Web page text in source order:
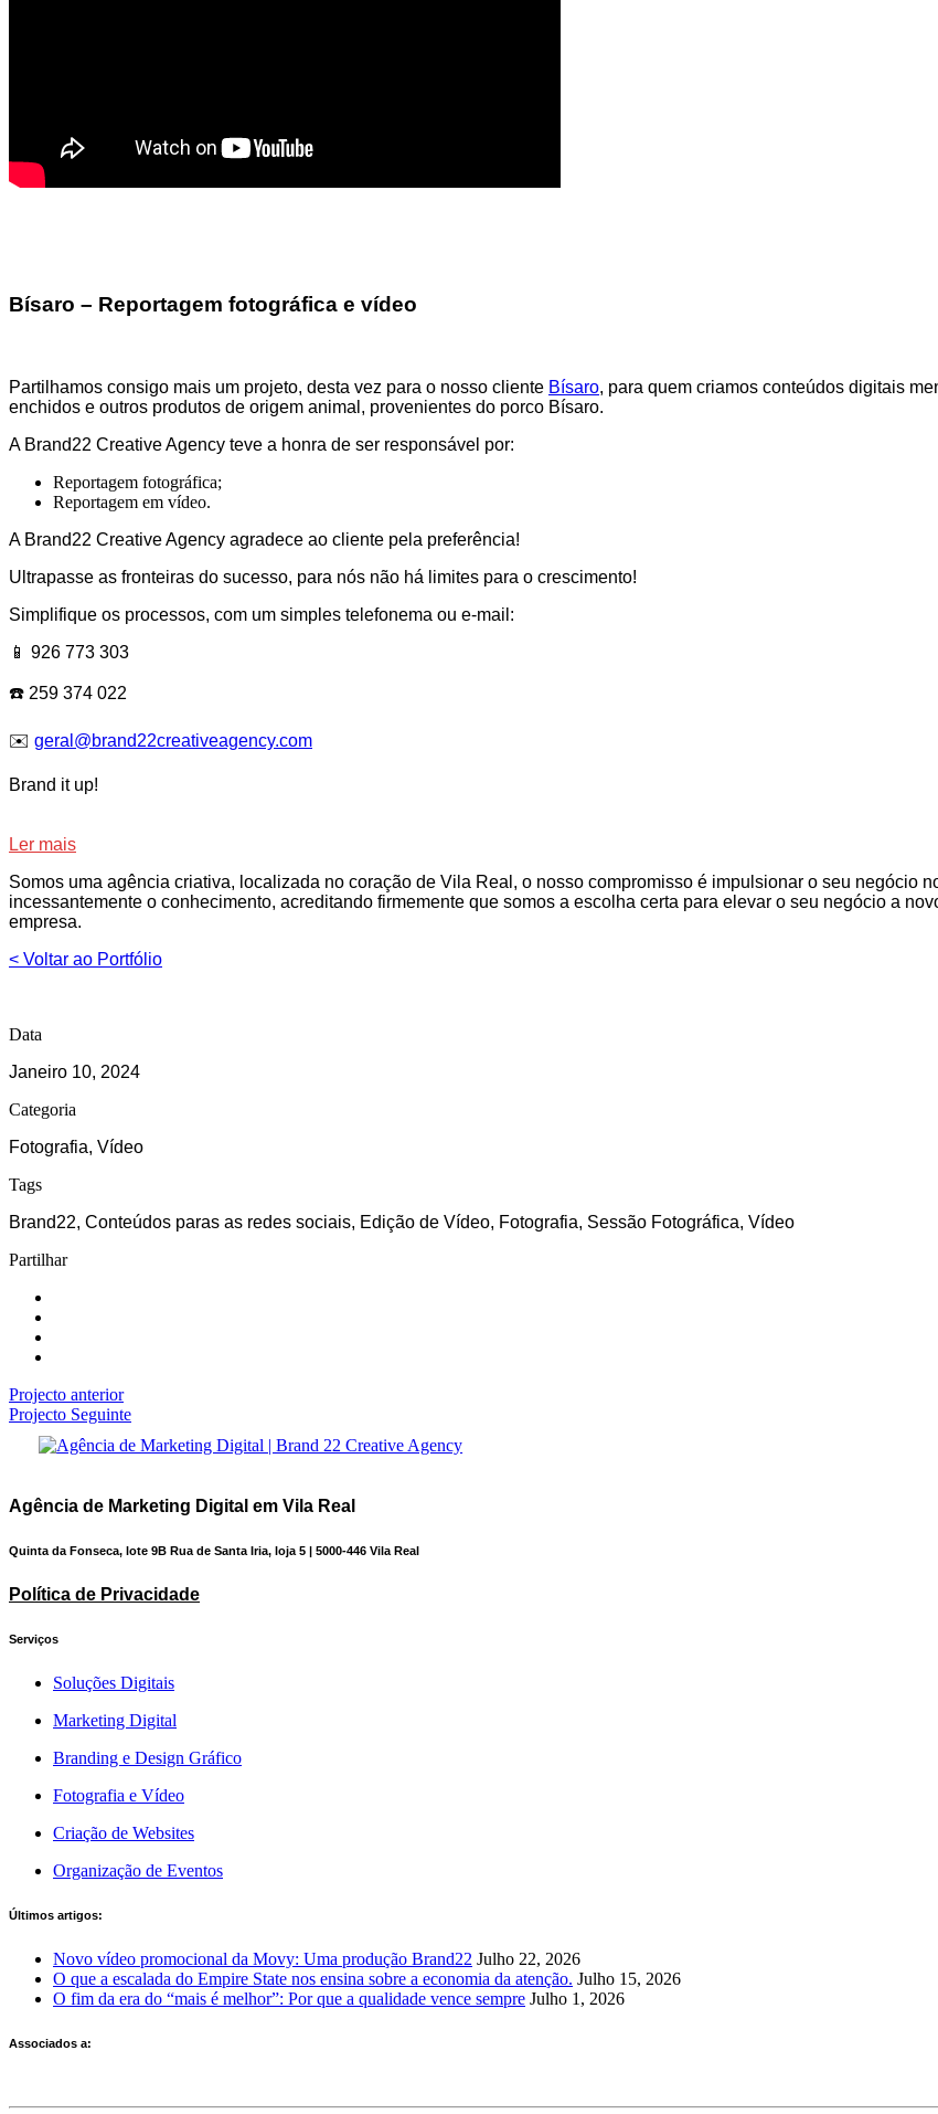
Bísaro – Reportagem fotográfica e vídeo
Partilhamos consigo mais um projeto, desta vez para o nosso cliente Bísaro, para quem criamos conteúdos digitais
enchidos e outros produtos de origem animal, provenientes do porco Bísaro.
A Brand22 Creative Agency teve a honra de ser responsável por:
Reportagem fotográfica;
Reportagem em vídeo.
A Brand22 Creative Agency agradece ao cliente pela preferência!
Ultrapasse as fronteiras do sucesso, para nós não há limites para o crescimento!
Simplifique os processos, com um simples telefonema ou e-mail:
📱 926 773 303
☎️ 259 374 022
✉️ geral@brand22creativeagency.com
Brand it up!
Ler mais
Somos uma agência criativa, localizada no coração de Vila Real, o nosso compromisso é impulsionar o seu negócio
incessantemente o conhecimento, acreditando firmemente que somos a escolha certa para elevar o seu negócio a
empresa.
< Voltar ao Portfólio
Data
Janeiro 10, 2024
Categoria
Fotografia, Vídeo
Tags
Brand22, Conteúdos paras as redes sociais, Edição de Vídeo, Fotografia, Sessão Fotográfica, Vídeo
Partilhar
Projecto anterior
Projecto Seguinte
Agência de Marketing Digital em Vila Real
Quinta da Fonseca, lote 9B Rua de Santa Iria, loja 5 | 5000-446 Vila Real
Política de Privacidade
Serviços
Soluções Digitais
Marketing Digital
Branding e Design Gráfico
Fotografia e Vídeo
Criação de Websites
Organização de Eventos
Últimos artigos:
Novo vídeo promocional da Movy: Uma produção Brand22 Julho 22, 2026
O que a escalada do Empire State nos ensina sobre a economia da atenção. Julho 15, 2026
O fim da era do “mais é melhor”: Por que a qualidade vence sempre Julho 1, 2026
Associados a: